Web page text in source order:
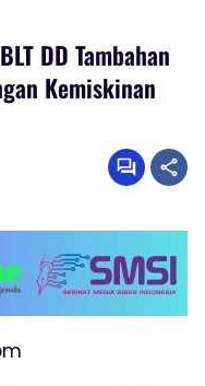
DD Tambahan
Kemiskinan